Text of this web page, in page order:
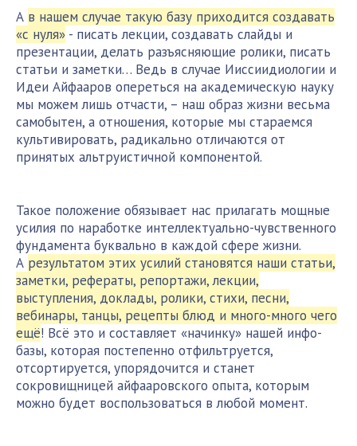
А в нашем случае такую базу приходится создавать
«с нуля» - писать лекции, создавать слайды и
презентации, делать разъясняющие ролики, писать
статьи и заметки… Ведь в случае Ииссиидиологии и
Идеи Айфааров опереться на академическую науку
мы можем лишь отчасти, – наш образ жизни весьма
самобытен, а отношения, которые мы стараемся
культивировать, радикально отличаются от
принятых альтруистичной компонентой.
Такое положение обязывает нас прилагать мощные
усилия по наработке интеллектуально-чувственного
фундамента буквально в каждой сфере жизни.
А результатом этих усилий становятся наши статьи,
заметки, рефераты, репортажи, лекции,
выступления, доклады, ролики, стихи, песни,
вебинары, танцы, рецепты блюд и много-много чего
ещё! Всё это и составляет «начинку» нашей инфо-
базы, которая постепенно отфильтруется,
отсортируется, упорядочится и станет
сокровищницей айфааровского опыта, которым
можно будет воспользоваться в любой момент.